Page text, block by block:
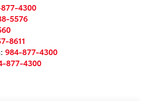
4300
5576
8611
984-877-4300
877-4300